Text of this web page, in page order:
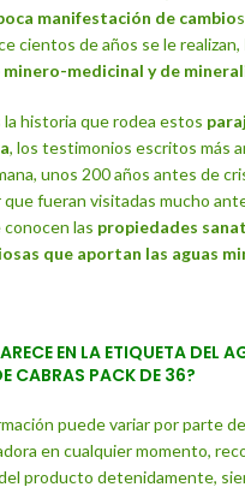
manifestación de cambio
cientos de años se le realizan,
medicinal y de
la historia que rodea estos
, los testimonios escritos más
unos 200 años antes de
fueran visitadas mucho
conocen las propiedades
que aportan las aguas
EN LA ETIQUETA DEL
CABRAS PACK DE 36?
puede variar por parte
en cualquier momento,
producto detenidamente,